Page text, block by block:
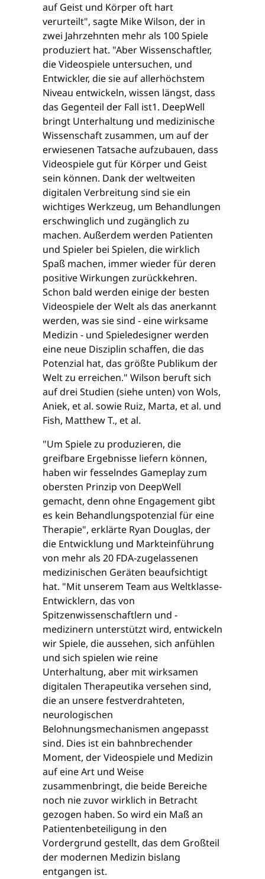
auf Geist und Körper oft hart
verurteilt", sagte Mike Wilson, der in
zwei Jahrzehnten mehr als 100 Spiele
produziert hat. "Aber Wissenschaftler,
die Videospiele untersuchen, und
Entwickler, die sie auf allerhöchstem
Niveau entwickeln, wissen längst, dass
das Gegenteil der Fall ist1. DeepWell
bringt Unterhaltung und medizinische
Wissenschaft zusammen, um auf der
erwiesenen Tatsache aufzubauen, dass
Videospiele gut für Körper und Geist
sein können. Dank der weltweiten
digitalen Verbreitung sind sie ein
wichtiges Werkzeug, um Behandlungen
erschwinglich und zugänglich zu
machen. Außerdem werden Patienten
und Spieler bei Spielen, die wirklich
Spaß machen, immer wieder für deren
positive Wirkungen zurückkehren.
Schon bald werden einige der besten
Videospiele der Welt als das anerkannt
werden, was sie sind - eine wirksame
Medizin - und Spieledesigner werden
eine neue Disziplin schaffen, die das
Potenzial hat, das größte Publikum der
Welt zu erreichen." Wilson beruft sich
auf drei Studien (siehe unten) von Wols,
Aniek, et al. sowie Ruiz, Marta, et al. und
Fish, Matthew T., et al.
"Um Spiele zu produzieren, die
greifbare Ergebnisse liefern können,
haben wir fesselndes Gameplay zum
obersten Prinzip von DeepWell
gemacht, denn ohne Engagement gibt
es kein Behandlungspotenzial für eine
Therapie", erklärte Ryan Douglas, der
die Entwicklung und Markteinführung
von mehr als 20 FDA-zugelassenen
medizinischen Geräten beaufsichtigt
hat. "Mit unserem Team aus Weltklasse-
Entwicklern, das von
Spitzenwissenschaftlern und -
medizinern unterstützt wird, entwickeln
wir Spiele, die aussehen, sich anfühlen
und sich spielen wie reine
Unterhaltung, aber mit wirksamen
digitalen Therapeutika versehen sind,
die an unsere festverdrahteten,
neurologischen
Belohnungsmechanismen angepasst
sind. Dies ist ein bahnbrechender
Moment, der Videospiele und Medizin
auf eine Art und Weise
zusammenbringt, die beide Bereiche
noch nie zuvor wirklich in Betracht
gezogen haben. So wird ein Maß an
Patientenbeteiligung in den
Vordergrund gestellt, das dem Großteil
der modernen Medizin bislang
entgangen ist.